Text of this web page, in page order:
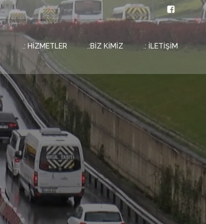
.: HİZMETLER .:BİZ KİMİZ .: İLETİŞİM